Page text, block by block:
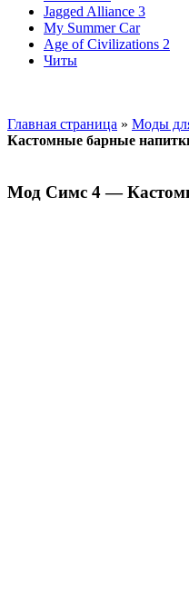
Jagged Alliance 3
My Summer Car
Age of Civilizations 2
Читы
Главная страница » Моды
Кастомные барные
Мод Симс 4 —